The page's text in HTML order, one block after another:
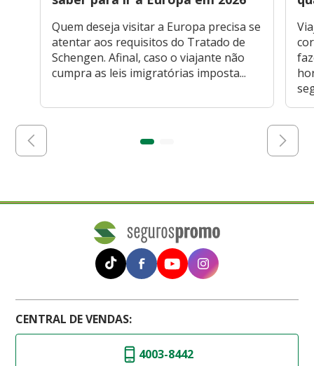
Quem deseja visitar a Europa precisa se
atentar aos requisitos do Tratado de
Schengen. Afinal, caso o viajante não
cumpra as leis imigratórias imposta...
CENTRAL DE VENDAS:
4003-8442